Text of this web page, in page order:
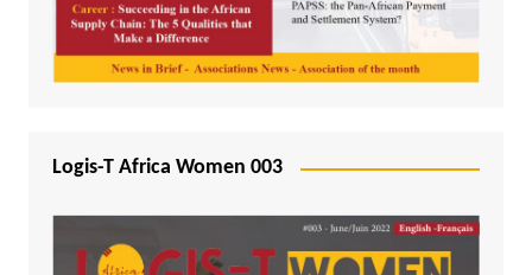
Logis-T Africa Women 003